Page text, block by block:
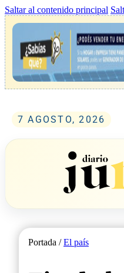
Saltar al contenido principal
7 AGOSTO, 2026
Portada /El país